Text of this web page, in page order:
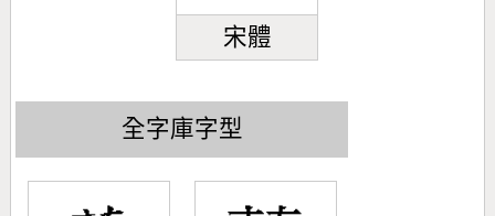
宋體
全字庫字型